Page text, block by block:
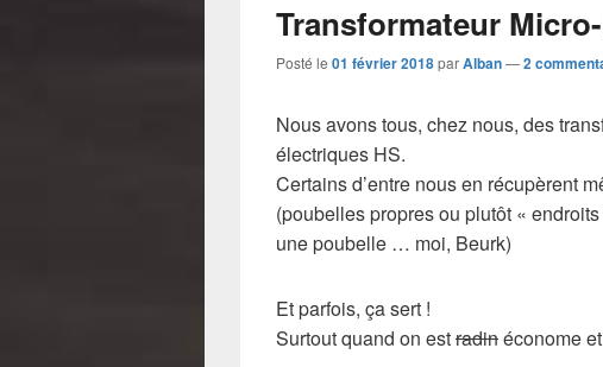
Transformateur
Posté le 01 février 2018parAlban—2
Nous avons tous, chez nous, des
électriques HS.
Certains d’entre nous en récupèrent
(poubelles propres ou plutôt «
une poubelle … moi, Beurk)
Et parfois, ça sert !
Surtout quand on estradinéconome